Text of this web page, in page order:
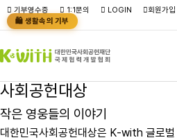
본문바로가기
기부영수증 1:1문의 LOGIN 회원가입
🛍️ 생활속의 기부
사회 공헌대상
작은 영웅들의 이야기
대한민국사회공헌대상은 K-with 글로벌